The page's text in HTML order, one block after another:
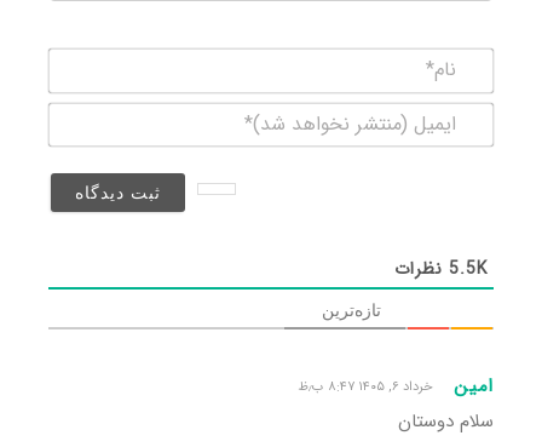
(منتشر
5.5K نظرات
تازه‌ترین
امین خرداد ۶, ۱۴۰۵ ۸:۴۷ ب٫ظ
سلام دوستان